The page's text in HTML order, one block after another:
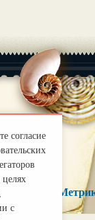
согласие
целях
с